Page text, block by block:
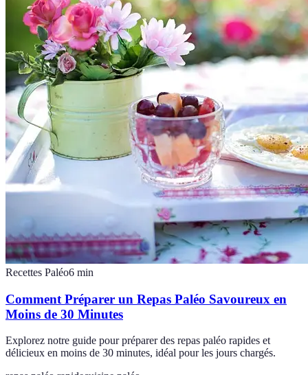
Recettes Paléo6 min
Comment Préparer un Repas Paléo Savoureux en
Moins de 30 Minutes
Explorez notre guide pour préparer des repas paléo rapides et
délicieux en moins de 30 minutes, idéal pour les jours chargés.